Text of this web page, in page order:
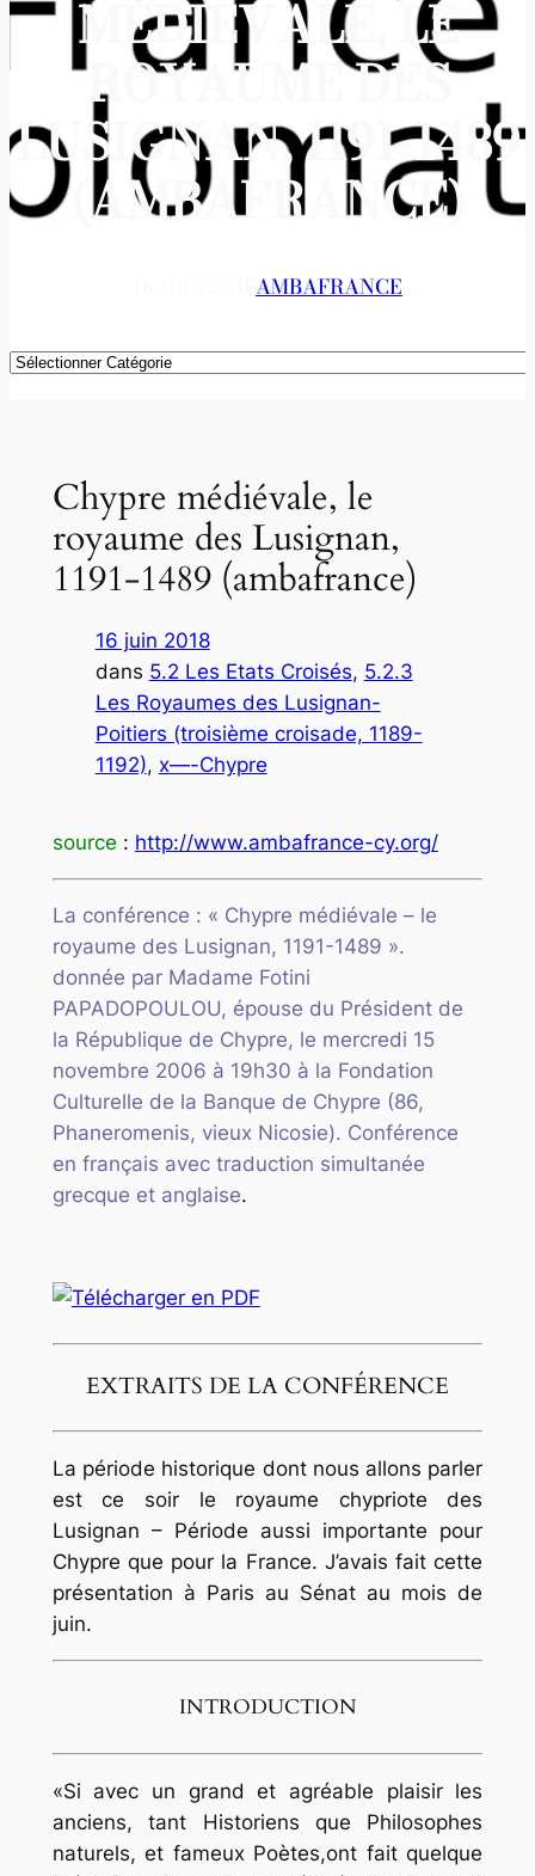
MÉDIÉVALE, LE
ROYAUME DES
LUSIGNAN, 1191-1489
(AMBAFRANCE)
AMBAFRANCE
Catégories
Chypre médiévale, le
royaume des Lusignan,
1191-1489 (ambafrance)
16 juin 2018
dans 5.2 Les Etats Croisés, 5.2.3
Les Royaumes des Lusignan-
Poitiers (troisième croisade, 1189-
1192), x—-Chypre
source : http://www.ambafrance-cy.org/
La conférence : « Chypre médiévale – le
royaume des Lusignan, 1191-1489 ».
donnée par Madame Fotini
PAPADOPOULOU, épouse du Président de
la République de Chypre, le mercredi 15
novembre 2006 à 19h30 à la Fondation
Culturelle de la Banque de Chypre (86,
Phaneromenis, vieux Nicosie). Conférence
en français avec traduction simultanée
grecque et anglaise.
EXTRAITS DE LA CONFÉRENCE
La période historique dont nous allons parler
est ce soir le royaume chypriote des
Lusignan – Période aussi importante pour
Chypre que pour la France. J’avais fait cette
présentation à Paris au Sénat au mois de
juin.
INTRODUCTION
«Si avec un grand et agréable plaisir les
anciens, tant Historiens que Philosophes
naturels, et fameux Poètes,ont fait quelque